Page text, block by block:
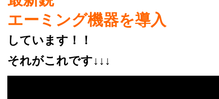
エーミング機器を導入
しています！！
それがこれです↓↓↓